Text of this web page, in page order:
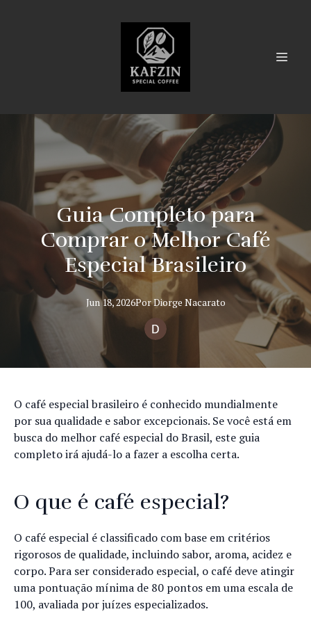
Guia Completo para
Comprar o Melhor Café
Especial Brasileiro
Jun 18, 2026PorDiorge Nacarato
O café especial brasileiro é conhecido mundialmente
por sua qualidade e sabor excepcionais. Se você está em
busca do melhor café especial do Brasil, este guia
completo irá ajudá-lo a fazer a escolha certa.
O que é café especial?
O café especial é classificado com base em critérios
rigorosos de qualidade, incluindo sabor, aroma, acidez e
corpo. Para ser considerado especial, o café deve atingir
uma pontuação mínima de 80 pontos em uma escala de
100, avaliada por juízes especializados.